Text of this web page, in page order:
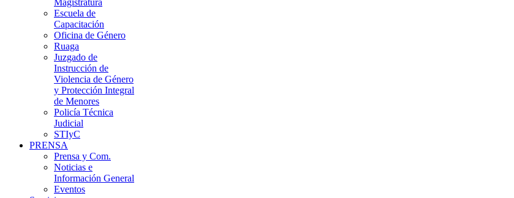
Magistratura
Escuela de
Capacitación
Oficina de Género
Ruaga
Juzgado de
Instrucción de
Violencia de Género
y Protección Integral
de Menores
Policía Técnica
Judicial
STIyC
PRENSA
Prensa y Com.
Noticias e
Información General
Eventos